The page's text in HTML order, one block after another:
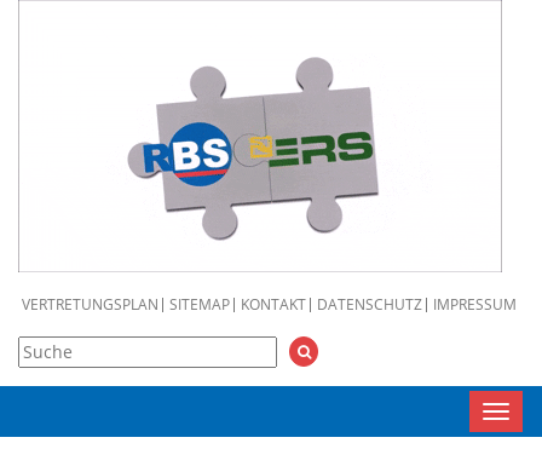
VERTRETUNGSPLAN SITEMAP KONTAKT DATENSCHUTZ IMPRESSUM